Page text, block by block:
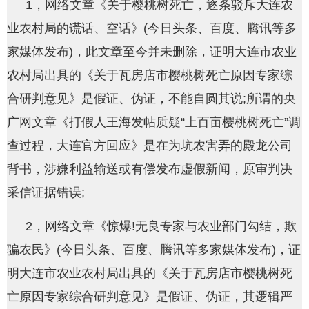
1，网络文章《关于樱桃树死亡，逐条驳斥大连农
业农村局的谎话、空话》(今日头条、百度、腾讯等多
家媒体发布)，此文章至今并未删除，证明大连市农业
农村局出具的《关于瓦房店市樱桃树死亡原因专家综
合研判意见》是假证、伪证，不能自圆其说;所谓的央
广网文章《打假人王海发帖质疑“上百亩樱桃树死亡”调
查过程，大连官方回应》是在为坑农害弄的殿龙公司
背书，涉嫌利益输送或有偿发布虚假新闻，原审判决
采信证据错误;
2，网络文章《惊爆!无良专家与农业部门勾结，欺
骗农民》(今日头条、百度、腾讯等多家媒体发布)，证
明大连市农业农村局出具的《关于瓦房店市樱桃树死
亡原因专家综合研判意见》是假证、伪证，其逻辑严